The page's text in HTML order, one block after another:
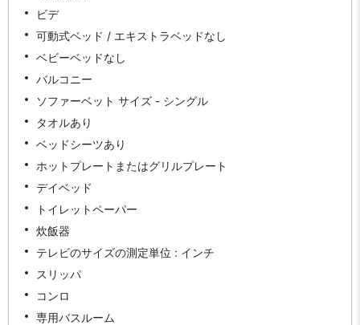
ビデ
可動式ベッド / エキストラベッドなし
ベビーベッドなし
バルコニー
ソファーベット サイズ - シングル
タオルあり
ベッドシーツあり
ホットプレートまたはグリルプレート
デイベッド
トイレットペーパー
炊飯器
テレビのサイズの測定単位 : インチ
スリッパ
コンロ
専用バスルーム